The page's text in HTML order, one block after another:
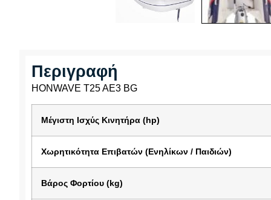
Περιγραφή
HONWAVE T25 AE3 BG
Μέγιστη Ισχύς Κινητήρα (hp)
Χωρητικότητα Επιβατών (Ενηλίκων / Παιδιών)
Βάρος Φορτίου (kg)